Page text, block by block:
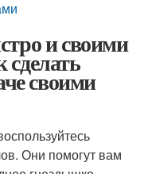
и своими
сделать
своими
Они помогут вам